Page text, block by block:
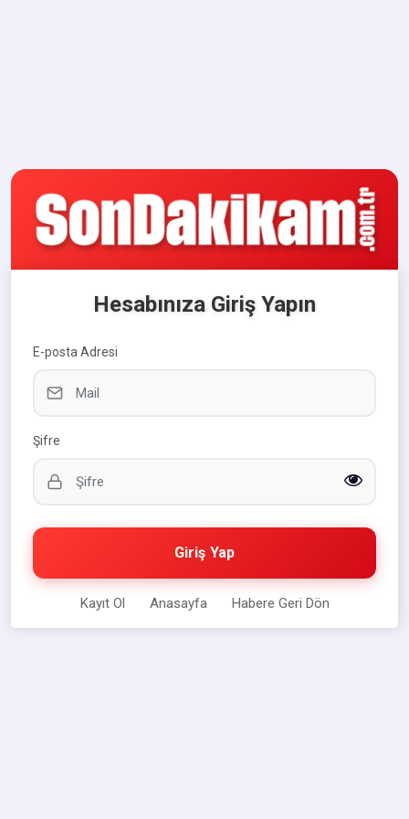
Hesabınıza Giriş Yapın
E-posta Adresi
Şifre
Giriş Yap
Kayıt Ol Anasayfa Habere Geri Dön